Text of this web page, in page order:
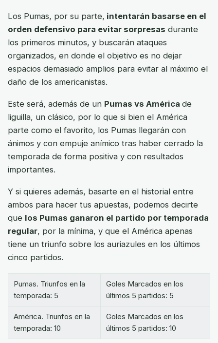
Los Pumas, por su parte, intentarán basarse en el
orden defensivo para evitar sorpresas durante
los primeros minutos, y buscarán ataques
organizados, en donde el objetivo es no dejar
espacios demasiado amplios para evitar al máximo el
daño de los americanistas.
Este será, además de un Pumas vs América de
liguilla, un clásico, por lo que si bien el América
parte como el favorito, los Pumas llegarán con
ánimos y con empuje anímico tras haber cerrado la
temporada de forma positiva y con resultados
importantes.
Y si quieres además, basarte en el historial entre
ambos para hacer tus apuestas, podemos decirte
que los Pumas ganaron el partido por temporada
regular, por la mínima, y que el América apenas
tiene un triunfo sobre los auriazules en los últimos
cinco partidos.
Pumas. Triunfos en la
temporada: 5
Goles Marcados en los
últimos 5 partidos: 5
América. Triunfos en la
temporada: 10
Goles Marcados en los
últimos 5 partidos: 10